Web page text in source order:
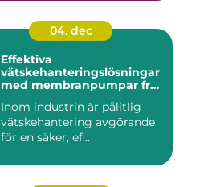
04. dec
Effektiva
vätskehanteringslösningar
med membranpumpar från
Inom industrin är pålitlig
vätskehantering avgörande
för en säker, ef...